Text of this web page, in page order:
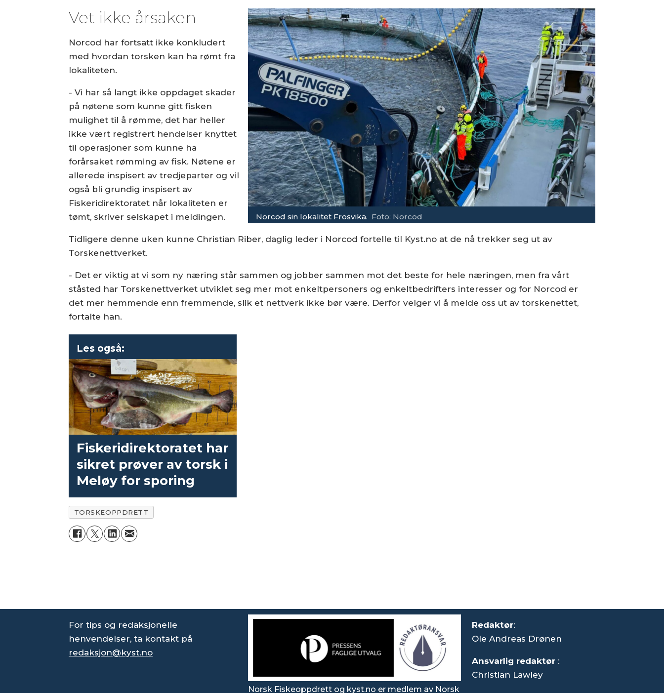
Norcod sin lokalitet Frosvika. Foto: Norcod
Vet ikke årsaken
Norcod har fortsatt ikke konkludert
med hvordan torsken kan ha rømt fra
lokaliteten.
- Vi har så langt ikke oppdaget skader
på nøtene som kunne gitt fisken
mulighet til å rømme, det har heller
ikke vært registrert hendelser knyttet
til operasjoner som kunne ha
forårsaket rømming av fisk. Nøtene er
allerede inspisert av tredjeparter og vil
også bli grundig inspisert av
Fiskeridirektoratet når lokaliteten er
tømt, skriver selskapet i meldingen.
Tidligere denne uken kunne Christian Riber, daglig leder i Norcod fortelle til Kyst.no at de nå trekker seg ut av
Torskenettverket.
- Det er viktig at vi som ny næring står sammen og jobber sammen mot det beste for hele næringen, men fra vårt
ståsted har Torskenettverket utviklet seg mer mot enkeltpersoners og enkeltbedrifters interesser og for Norcod er
det mer hemmende enn fremmende, slik et nettverk ikke bør være. Derfor velger vi å melde oss ut av torskenettet,
fortalte han.
Les også:
Fiskeridirektoratet har
sikret prøver av torsk i
Meløy for sporing
TORSKEOPPDRETT
For tips og redaksjonelle
henvendelser, ta kontakt på
redaksjon@kyst.no
Norsk Fiskeoppdrett og kyst.no er medlem av Norsk
Redaktør:
Ole Andreas Drønen
Ansvarlig redaktør :
Christian Lawley